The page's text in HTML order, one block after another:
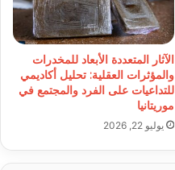
الآثار المتعددة الأبعاد للمخدرات
والمؤثرات العقلية: تحليل أكاديمي
للتداعيات على الفرد والمجتمع في
موريتانيا
يوليو 22, 2026